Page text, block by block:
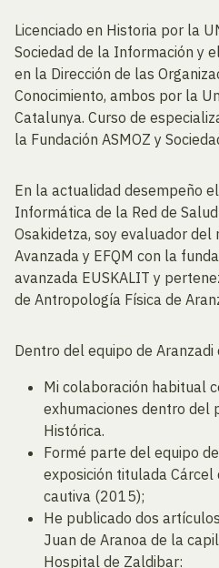
Licenciado en Historia por la
Sociedad de la Información y
en la Dirección de las
Conocimiento, ambos por la
Catalunya. Curso de
la Fundación ASMOZ y
En la actualidad desempeño
Informática de la Red de
Osakidetza, soy evaluador del
Avanzada y EFQM con la
avanzada EUSKALIT y
de Antropología Física de
Dentro del equipo de Aranzadi
Mi colaboración habitual
exhumaciones dentro del
Histórica.
Formé parte del equipo
exposición titulada Cárcel
cautiva (2015);
He publicado dos
Juan de Aranoa de la
Hospital de Zaldibar: